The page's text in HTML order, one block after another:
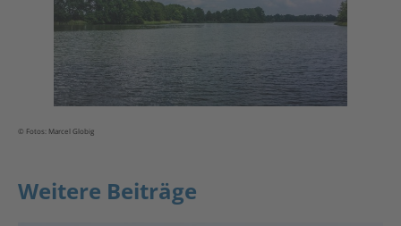
© Fotos: Marcel Globig
Weitere Beiträge